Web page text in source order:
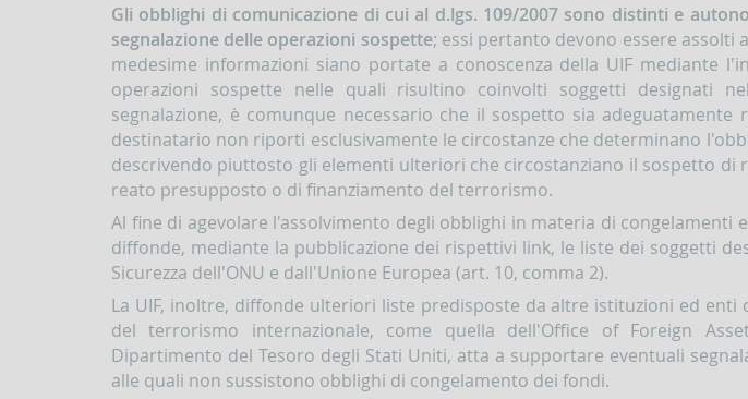
Gli obblighi di comunicazione di cui al d.lgs. 109/2007 sono distinti e
segnalazione delle operazioni sospette; essi pertanto devono essere assolti
medesime informazioni siano portate a conoscenza della UIF mediante
operazioni sospette nelle quali risultino coinvolti soggetti designati
segnalazione, è comunque necessario che il sospetto sia adeguatamente
destinatario non riporti esclusivamente le circostanze che determinano
descrivendo piuttosto gli elementi ulteriori che circostanziano il sospetto di
reato presupposto o di finanziamento del terrorismo.
Al fine di agevolare l'assolvimento degli obblighi in materia di congelamenti
diffonde, mediante la pubblicazione dei rispettivi link, le liste dei soggetti
Sicurezza dell'ONU e dall'Unione Europea (art. 10, comma 2).
La UIF, inoltre, diffonde ulteriori liste predisposte da altre istituzioni ed enti
del terrorismo internazionale, come quella dell'Office of Foreign
Dipartimento del Tesoro degli Stati Uniti, atta a supportare eventuali
alle quali non sussistono obblighi di congelamento dei fondi.